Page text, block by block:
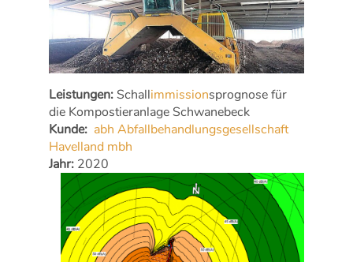
Leistungen:Schallimmissionsprognose für
die Kompostieranlage Schwanebeck
Kunde: abh Abfallbehandlungsgesellschaft
Havelland mbh
Jahr: 2020